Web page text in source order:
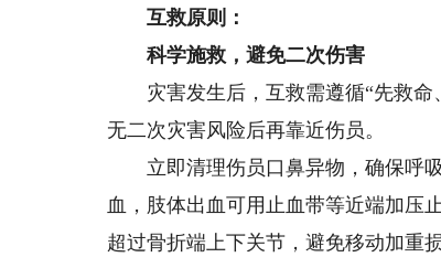
互救原则：
科学施救，避免二次伤害
灾害发生后，互救需遵循“先救命
无二次灾害风险后再靠近伤员。
立即清理伤员口鼻异物，确保呼吸
血，肢体出血可用止血带等近端加压
超过骨折端上下关节，避免移动加重